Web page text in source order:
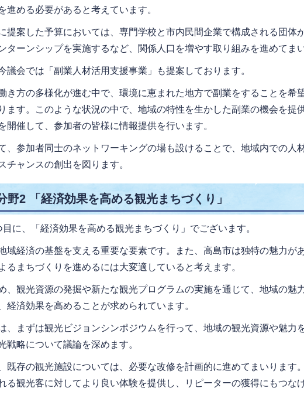
進める必要があると考えています。
提案した予算においては、専門学校と市内民間企業で構成される団体
ターンシップを実施するなど、関係人口を増やす取り組みを進めてま
議会では「副業人材活用支援事業」も提案しております。
き方の多様化が進む中で、環境に恵まれた地方で副業をすることを希
ます。このような状況の中で、地域の特性を生かした副業の機会を提
開催して、参加者の皆様に情報提供を行います。
、参加者同士のネットワーキングの場も設けることで、地域内での人
チャンスの創出を図ります。
野2 「経済効果を高める観光まちづくり」
目に、「経済効果を高める観光まちづくり」でございます。
域経済の基盤を支える重要な要素です。また、高島市は独特の魅力が
るまちづくりを進めるには大変適していると考えます。
、観光資源の発掘や新たな観光プログラムの実施を通じて、地域の魅
経済効果を高めることが求められています。
、まずは観光ビジョンシンポジウムを行って、地域の観光資源や魅力
戦略について議論を深めます。
既存の観光施設については、必要な改修を計画的に進めてまいります
る観光客に対してより良い体験を提供し、リピーターの獲得にもつな